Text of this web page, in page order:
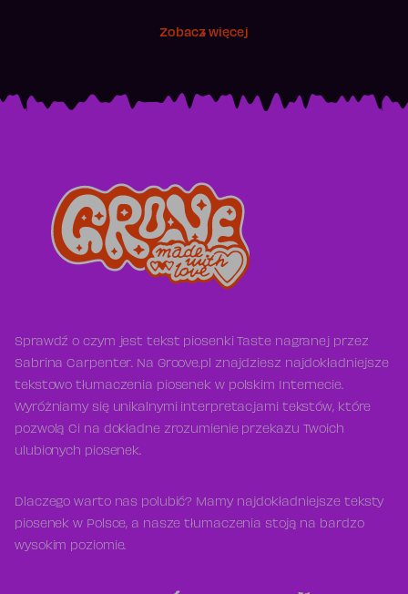
Zobacz więcej
Sprawdź o czym jest tekst piosenki Taste nagranej przez
Sabrina Carpenter. Na Groove.pl znajdziesz najdokładniejsze
tekstowo tłumaczenia piosenek w polskim Internecie.
Wyróżniamy się unikalnymi interpretacjami tekstów, które
pozwolą Ci na dokładne zrozumienie przekazu Twoich
ulubionych piosenek.
Dlaczego warto nas polubić? Mamy najdokładniejsze teksty
piosenek w Polsce, a nasze tłumaczenia stoją na bardzo
wysokim poziomie.